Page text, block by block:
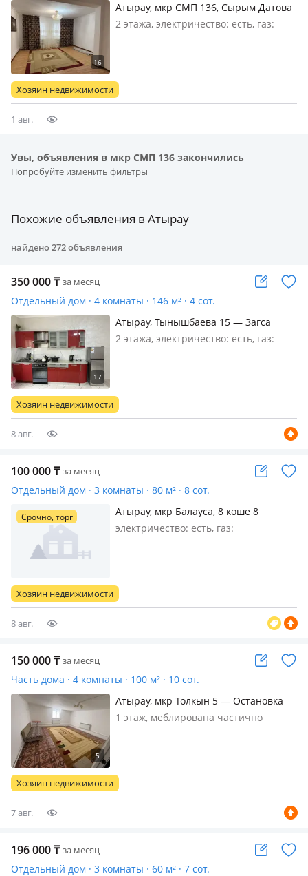
Атырау, мкр СМП 136, Сырым Датова
149 — Старый гай
2 этажа, электричество: есть, газ:
дом 📍 Адрес: СМП-136, ул. Сырым
Датова, 149 Предлагается в аренду
Хозяин недвижимости
1 авг.
Увы, объявления в мкр СМП 136 закончились
Попробуйте изменить фильтры
Похожие объявления в Атырау
найдено272объявления
350 000₸ за месяц
Отдельный дом · 4 комнаты · 146 м² · 4 сот.
Атырау, Тынышбаева 15 — Загса
2 этажа, электричество: есть, газ:
центральной дороги возле
набережной, в свободное время
Хозяин недвижимости
8 авг.
100 000₸ за месяц
Отдельный дом · 3 комнаты · 80 м² · 8 сот.
Срочно, торг
Атырау, мкр Балауса, 8 көше 8
электричество: есть, газ:
Хозяин недвижимости
8 авг.
150 000₸ за месяц
Часть дома · 4 комнаты · 100 м² · 10 сот.
Атырау, мкр Толкын 5 — Остановка
нарсуд
1 этаж, меблирована частично
Хозяин недвижимости
7 авг.
196 000₸ за месяц
Отдельный дом · 3 комнаты · 60 м² · 7 сот.